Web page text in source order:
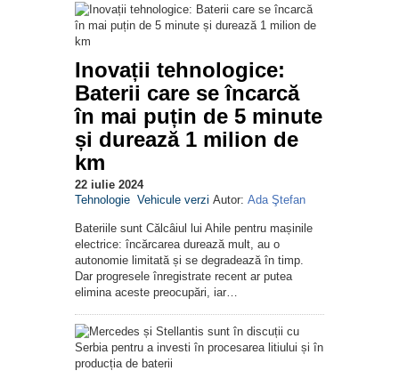
Inovații tehnologice:
Baterii care se încarcă
în mai puțin de 5 minute
și durează 1 milion de
km
22 iulie 2024
Tehnologie Vehicule verzi Autor: Ada Ştefan
Bateriile sunt Călcâiul lui Ahile pentru mașinile
electrice: încărcarea durează mult, au o
autonomie limitată și se degradează în timp.
Dar progresele înregistrate recent ar putea
elimina aceste preocupări, iar…